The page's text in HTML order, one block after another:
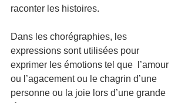
raconter les histoires.
Dans les chorégraphies, les
expressions sont utilisées pour
exprimer les émotions tel que  l’amour
ou l’agacement ou le chagrin d’une
personne ou la joie lors d’une grande